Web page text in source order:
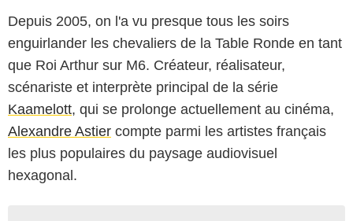
Depuis 2005, on l'a vu presque tous les soirs
enguirlander les chevaliers de la Table Ronde en tant
que Roi Arthur sur M6. Créateur, réalisateur,
scénariste et interprète principal de la série
Kaamelott, qui se prolonge actuellement au cinéma,
Alexandre Astier compte parmi les artistes français
les plus populaires du paysage audiovisuel
hexagonal.